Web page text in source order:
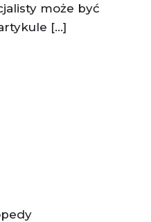
może być
[…]